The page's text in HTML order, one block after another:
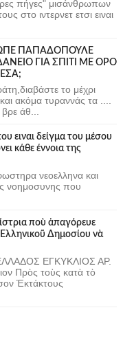
πήγες" μισάνθρωπων
στο ιντερνετ ετσι ειναι
ΠΑΠΑΔΟΠΟΥΛΕ
ΓΙΑ ΣΠΙΤΙ ΜΕ ΟΡΟ
το μέχρι
ακόμα τυραννάς τα ....
άθ...
ειναι δείγμα του μέσου
κάθε έννοια της
νεοελληνα και
νοημοσυνης που
ποὺ ἀπαγόρευε
Δημοσίου νὰ
ΕΓΚΥΚΛΙΟΣ ΑΡ.
Πρὸς τοὺς κατὰ τὸ
Ἐκτάκτους